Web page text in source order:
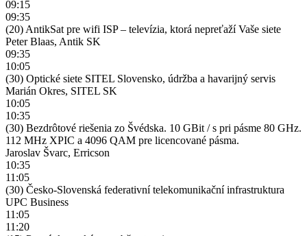
09:15
09:35
(20) AntikSat pre wifi ISP – televízia, ktorá nepreťaží Vaše siete
Peter Blaas, Antik SK
09:35
10:05
(30) Optické siete SITEL Slovensko, údržba a havarijný servis
Marián Okres, SITEL SK
10:05
10:35
(30) Bezdrôtové riešenia zo Švédska. 10 GBit / s pri pásme 80 GHz.
112 MHz XPIC a 4096 QAM pre licencované pásma.
Jaroslav Švarc, Erricson
10:35
11:05
(30) Česko-Slovenská federativní telekomunikační infrastruktura
UPC Business
11:05
11:20